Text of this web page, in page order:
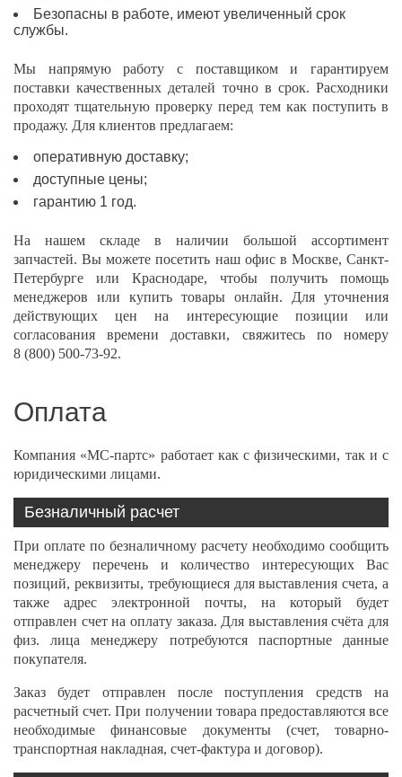
Безопасны в работе, имеют увеличенный срок
службы.
Мы напрямую работу с поставщиком и гарантируем
поставки качественных деталей точно в срок. Расходники
проходят тщательную проверку перед тем как поступить в
продажу. Для клиентов предлагаем:
оперативную доставку;
доступные цены;
гарантию 1 год.
На нашем складе в наличии большой ассортимент
запчастей. Вы можете посетить наш офис в Москве, Санкт-
Петербурге или Краснодаре, чтобы получить помощь
менеджеров или купить товары онлайн. Для уточнения
действующих цен на интересующие позиции или
согласования времени доставки, свяжитесь по номеру
8 (800) 500-73-92.
Оплата
Компания «МС-партс» работает как с физическими, так и с
юридическими лицами.
Безналичный расчет
При оплате по безналичному расчету необходимо сообщить
менеджеру перечень и количество интересующих Вас
позиций, реквизиты, требующиеся для выставления счета, а
также адрес электронной почты, на который будет
отправлен счет на оплату заказа. Для выставления счёта для
физ. лица менеджеру потребуются паспортные данные
покупателя.
Заказ будет отправлен после поступления средств на
расчетный счет. При получении товара предоставляются все
необходимые финансовые документы (счет, товарно-
транспортная накладная, счет-фактура и договор).